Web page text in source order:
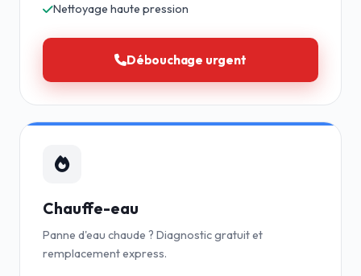
Nettoyage haute pression
Débouchage urgent
Chauffe-eau
Panne d'eau chaude ? Diagnostic gratuit et
remplacement express.